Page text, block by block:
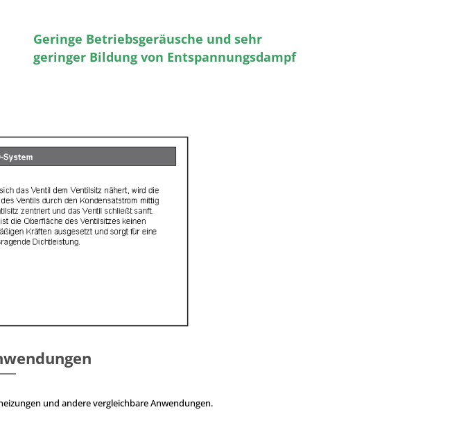
Geringe Betriebsgeräusche und sehr
geringer Bildung von Entspannungsdampf
und andere vergleichbare Anwendungen.